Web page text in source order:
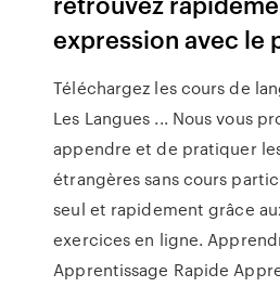
expression avec le
Téléchargez les cours de
Les Langues ... Nous vous
appendre et de pratiquer
étrangères sans cours
seul et rapidement grâce
exercices en ligne.
Apprentissage Rapide